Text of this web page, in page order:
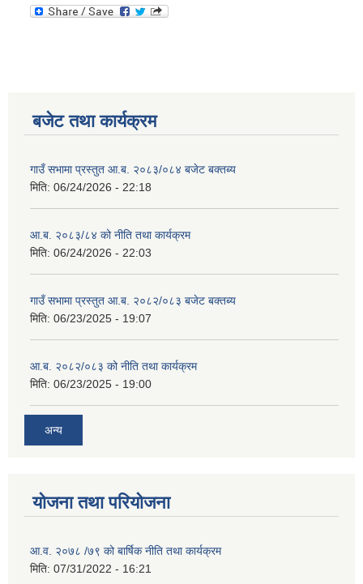
बजेट तथा कार्यक्रम
गाउँ सभामा प्रस्तुत आ.ब. २०८३/०८४ बजेट बक्तब्य
मिति: 06/24/2026 - 22:18
आ.ब. २०८३/८४ को नीति तथा कार्यक्रम
मिति: 06/24/2026 - 22:03
गाउँ सभामा प्रस्तुत आ.ब. २०८२/०८३ बजेट बक्तब्य
मिति: 06/23/2025 - 19:07
आ.ब. २०८२/०८३ को नीति तथा कार्यक्रम
मिति: 06/23/2025 - 19:00
अन्य
योजना तथा परियोजना
आ.व. २०७८ /७९ को बार्षिक नीति तथा कार्यक्रम
मिति: 07/31/2022 - 16:21